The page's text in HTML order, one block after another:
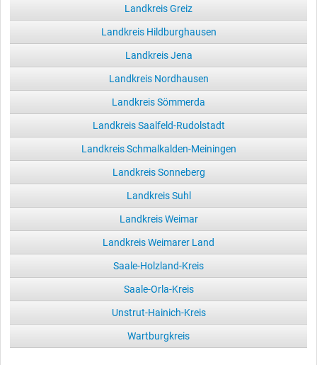
Landkreis Greiz
Landkreis Hildburghausen
Landkreis Jena
Landkreis Nordhausen
Landkreis Sömmerda
Landkreis Saalfeld-Rudolstadt
Landkreis Schmalkalden-Meiningen
Landkreis Sonneberg
Landkreis Suhl
Landkreis Weimar
Landkreis Weimarer Land
Saale-Holzland-Kreis
Saale-Orla-Kreis
Unstrut-Hainich-Kreis
Wartburgkreis